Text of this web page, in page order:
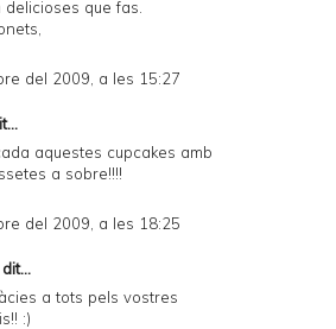
que fas.
del 2009, a les 15:27
aquestes cupcakes amb
a sobre!!!!
del 2009, a les 18:25
a tots pels vostres
:)